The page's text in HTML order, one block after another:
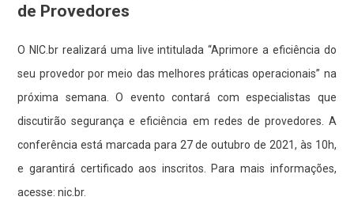
de Provedores
O NIC.br realizará uma live intitulada “Aprimore a eficiência do
seu provedor por meio das melhores práticas operacionais” na
próxima semana. O evento contará com especialistas que
discutirão segurança e eficiência em redes de provedores. A
conferência está marcada para 27 de outubro de 2021, às 10h,
e garantirá certificado aos inscritos. Para mais informações,
acesse:nic.br.